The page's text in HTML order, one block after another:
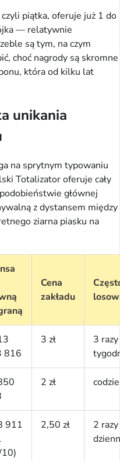
piątka, oferuje już 1 do
— relatywnie
są tym, na czym
choć nagrody są skromne
która od kilku lat
unikania
na sprytnym typowaniu
Totalizator oferuje cały
głównej
z dystansem między
ziarna piasku na
Cena
zakładu
816
3 zł
3
2 zł
911
2,50 zł
2 razy